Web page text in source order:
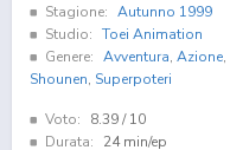
Stagione: Autunno 1999
Studio: Toei Animation
Genere: Avventura, Azione,
Shounen, Superpoteri
Voto: 8.39/ 10
Durata:
24 min/ep